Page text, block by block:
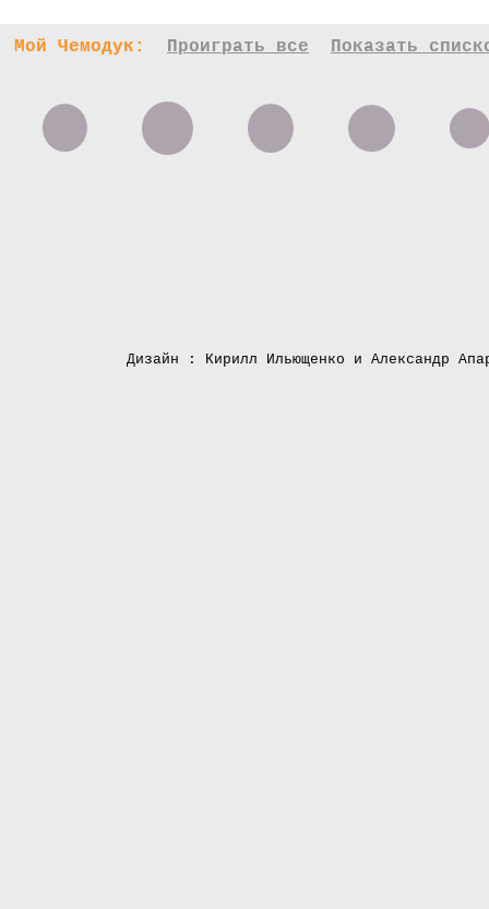
Мой Чемодук: Проиграть все Показать
Дизайн : Кирилл Ильющенко и Александр